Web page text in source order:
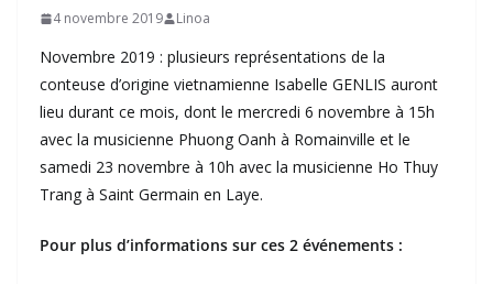
4 novembre 2019 Linoa
Novembre 2019 : plusieurs représentations de la
conteuse d’origine vietnamienne Isabelle GENLIS auront
lieu durant ce mois, dont le mercredi 6 novembre à 15h
avec la musicienne Phuong Oanh à Romainville et le
samedi 23 novembre à 10h avec la musicienne Ho Thuy
Trang à Saint Germain en Laye.
Pour plus d’informations sur ces 2 événements :